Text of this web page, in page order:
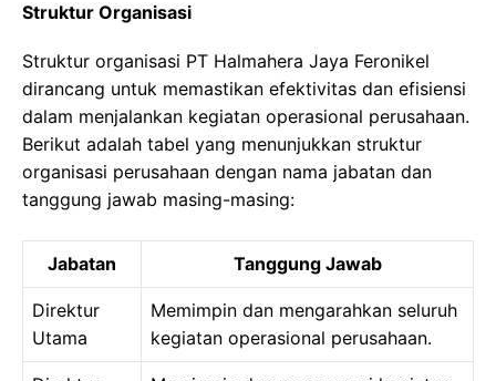
Struktur Organisasi
Struktur organisasi PT Halmahera Jaya Feronikel
dirancang untuk memastikan efektivitas dan efisiensi
dalam menjalankan kegiatan operasional perusahaan.
Berikut adalah tabel yang menunjukkan struktur
organisasi perusahaan dengan nama jabatan dan
tanggung jawab masing-masing:
Jabatan Tanggung Jawab
Direktur
Utama
Memimpin dan mengarahkan seluruh
kegiatan operasional perusahaan.